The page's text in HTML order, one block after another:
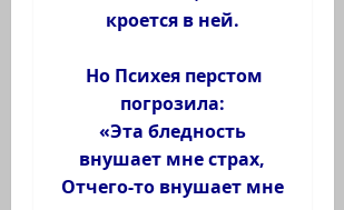
кроется в ней.
Но Психея перстом
погрозила:
«Эта бледность
внушает мне страх,
Отчего-то внушает мне